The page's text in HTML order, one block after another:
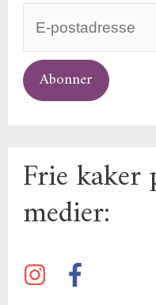
Abonner
Frie kaker
medier: